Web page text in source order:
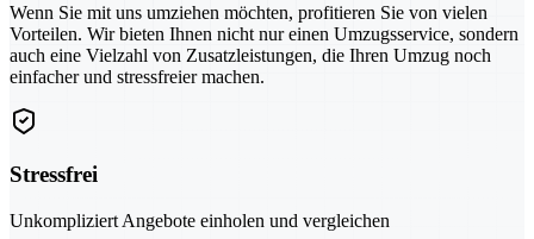
Wenn Sie mit uns umziehen möchten, profitieren Sie von vielen
Vorteilen. Wir bieten Ihnen nicht nur einen Umzugsservice, sondern
auch eine Vielzahl von Zusatzleistungen, die Ihren Umzug noch
einfacher und stressfreier machen.
Stressfrei
Unkompliziert Angebote einholen und vergleichen